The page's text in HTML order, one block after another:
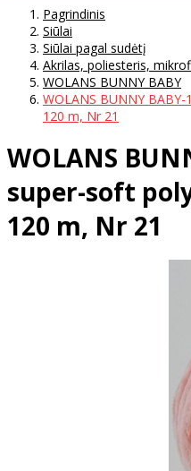
Pagrindinis
Siūlai
Siūlai pagal sudėtį
Akrilas, poliesteris,
WOLANS BUNNY BABY
WOLANS BUNNY
120 m, Nr 21
WOLANS
super-soft
120 m, Nr 21